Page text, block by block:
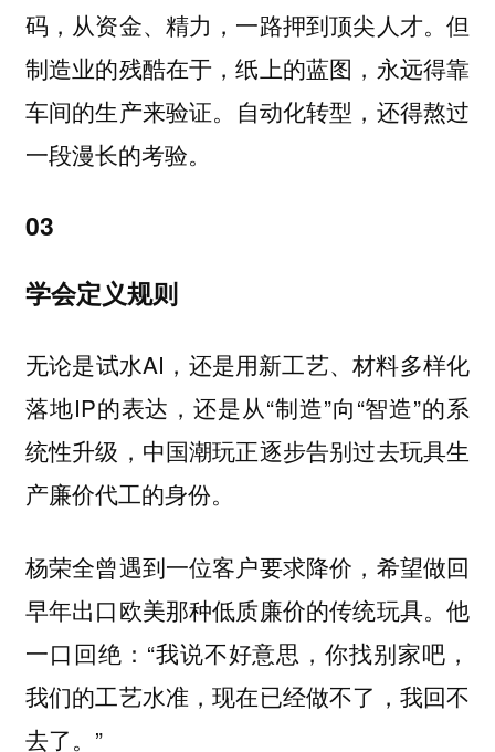
码，从资金、精力，一路押到顶尖人才。但
制造业的残酷在于，纸上的蓝图，永远得靠
车间的生产来验证。
自动化转型，还得熬过
一段漫长的考验。
03
学会定义规则
无论是试水AI，还是用新工艺、材料多样化
落地IP的表达，还是从“制造”向“智造”的系
统性升级，中国潮玩正逐步告别过去玩具生
产廉价代工的身份。
杨荣全曾遇到一位客户要求降价，希望做回
早年出口欧美那种低质廉价的传统玩具。他
一口回绝：“我说不好意思，你找别家吧，
我们的工艺水准，现在已经做不了，我回不
去了。”